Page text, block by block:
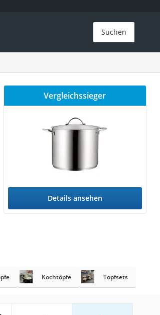
Suchen
Vergleichssieger
Details ansehen
Kochtöpfe Topfsets